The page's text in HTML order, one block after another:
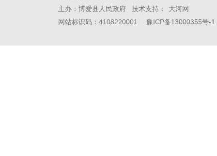
主办：博爱县人民政府 技术支持：
大河网
网站标识码：4108220001
豫ICP备13000355号-1